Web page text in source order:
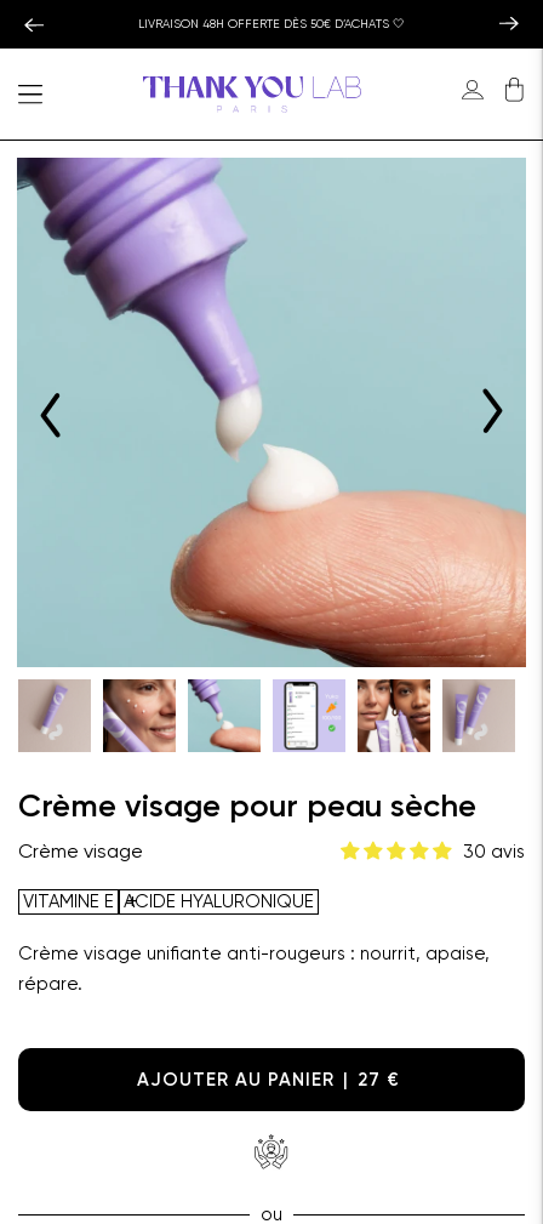
LIVRAISON 48H OFFERTE DÈS 50€ D’ACHATS 🤍
Crème visage pour peau sèche
Crème visage 30 avis
VITAMINE E ACIDE HYALURONIQUE
Crème visage unifiante anti-rougeurs : nourrit, apaise,
répare.
AJOUTER AU PANIER 27 €
ou